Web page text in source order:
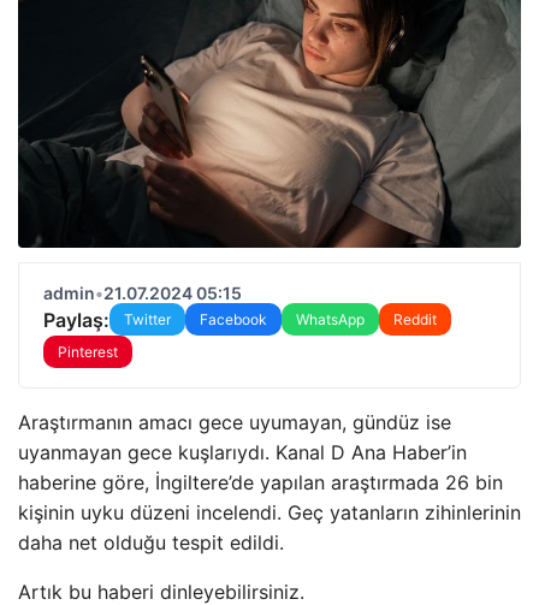
admin•21.07.2024 05:15
Paylaş: Twitter Facebook WhatsApp
Reddit
Pinterest
Araştırmanın amacı gece uyumayan, gündüz ise
uyanmayan gece kuşlarıydı. Kanal D Ana Haber’in
haberine göre, İngiltere’de yapılan araştırmada 26 bin
kişinin uyku düzeni incelendi. Geç yatanların zihinlerinin
daha net olduğu tespit edildi.
Artık bu haberi dinleyebilirsiniz.